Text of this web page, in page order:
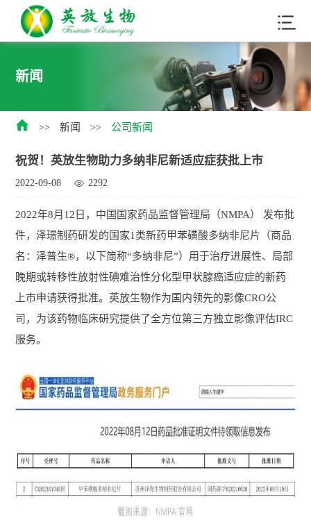
新闻
 >> 新闻 >> 公司新闻
祝贺！英放生物助力多纳非尼新适应症获批上市
2022-09-08 2292
2022年8月12日，中国国家药品监督管理局（NMPA） 发布批
件，泽璟制药研发的国家1类新药甲苯磺酸多纳非尼片（商品
名：泽普生®，以下简称“多纳非尼”）用于治疗进展性、局部
晚期或转移性放射性碘难治性分化型甲状腺癌适应症的新药
上市申请获得批准。英放生物作为国内领先的影像CRO公
司，为该药物临床研究提供了全方位第三方独立影像评估IRC
服务。